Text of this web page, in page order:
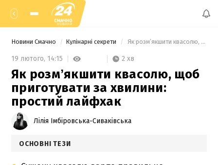
Новини Смачно Кулінарні секрети Як розмʼякшити квасолю, щоб приготувати за хвилини: простий лайфхак
19 лютого, 14:15 2 хв
Як розмʼякшити квасолю, щоб
приготувати за хвилини:
простий лайфхак
Лілія Імбіровська-Сиваківська
ОСНОВНІ ТЕЗИ